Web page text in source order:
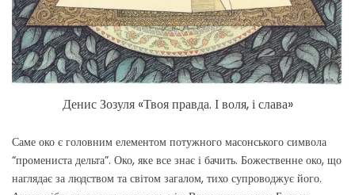
Денис Зозуля «Твоя правда. І воля, і слава»
Саме око є головним елементом потужного масонського символа
“промениста дельта”. Око, яке все знає і бачить. Божественне око, що
наглядає за людством та світом загалом, тихо супроводжує його.